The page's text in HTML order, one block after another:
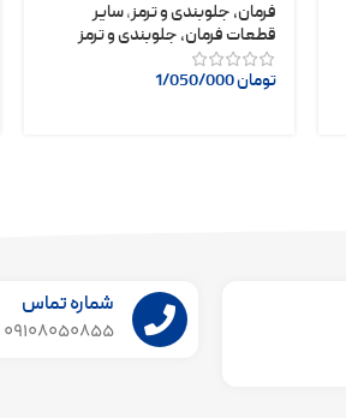
فرمان، جلوبندی و ترمز,سایر
قطعات فرمان، جلوبندی و ترمز
تومان1/050/000
شماره تماس
09108050855 09024384172 (خانم ترک)